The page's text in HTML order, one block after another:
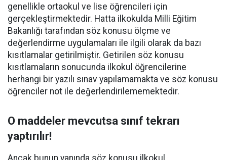
genellikle ortaokul ve lise öğrencileri için
gerçekleştirmektedir. Hatta ilkokulda Milli Eğitim
Bakanlığı tarafından söz konusu ölçme ve
değerlendirme uygulamaları ile ilgili olarak da bazı
kısıtlamalar getirilmiştir. Getirilen söz konusu
kısıtlamaların sonucunda ilkokul öğrencilerine
herhangi bir yazılı sınav yapılamamakta ve söz konusu
öğrenciler not ile değerlendirilememektedir.
O maddeler mevcutsa sınıf tekrarı
yaptırılır!
Ancak bunun yanında söz konusu ilkokul